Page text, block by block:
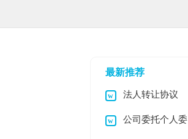
最新推荐
法人转让协议
公司委托个人委